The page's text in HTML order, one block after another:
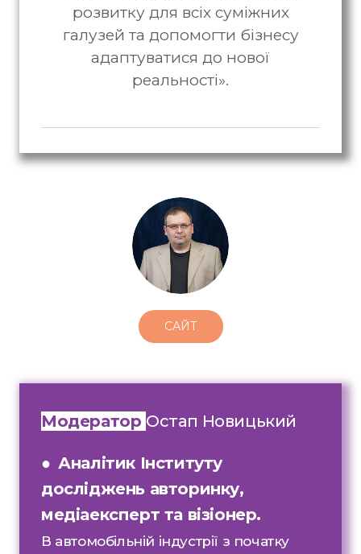
розвитку для всіх суміжних
галузей та допомогти бізнесу
адаптуватися до нової
реальності».
САЙТ
Модератор Остап Новицький
●Аналітик Інституту
досліджень авторинку,
медіаексперт та візіонер.
В автомобільній індустрії з початку